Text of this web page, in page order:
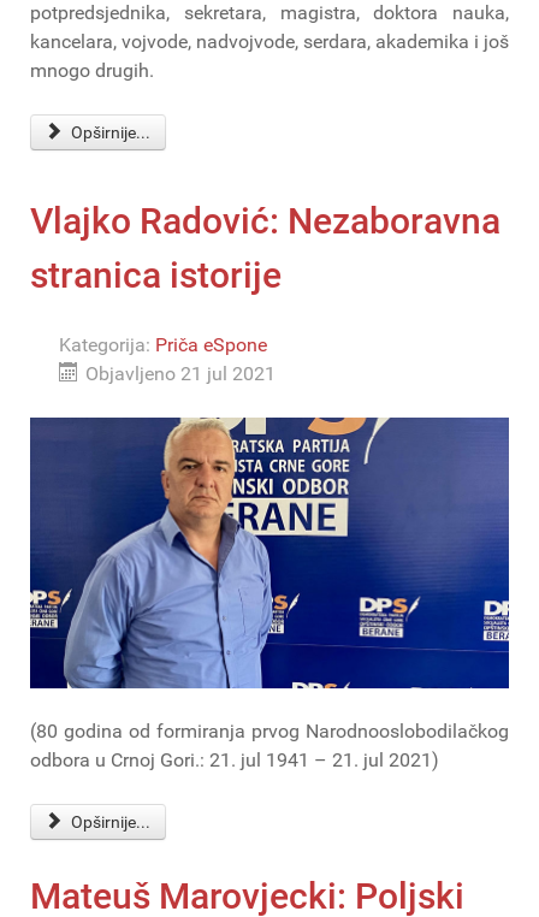
potpredsjednika, sekretara, magistra, doktora nauka,
kancelara, vojvode, nadvojvode, serdara, akademika i još
mnogo drugih.
Opširnije...
Vlajko Radović: Nezaboravna
stranica istorije
Kategorija: Priča eSpone
Objavljeno 21 jul 2021
(80 godina od formiranja prvog Narodnooslobodilačkog
odbora u Crnoj Gori.: 21. jul 1941 – 21. jul 2021)
Opširnije...
Mateuš Marovjecki: Poljski